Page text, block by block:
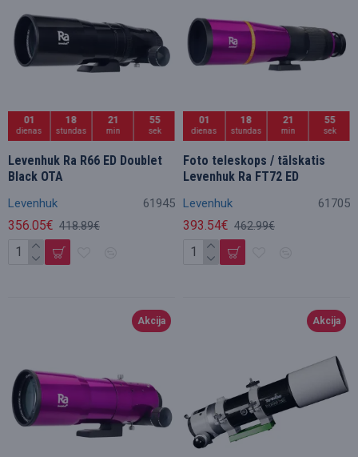
01
dienas
18
stundas
21
min
54
sek
Levenhuk 61945
Levenhuk Ra R66 ED Doublet
Black OTA
356.05€ 418.89€
01
dienas
18
stundas
21
min
54
sek
Levenhuk 61705
Foto teleskops / tālskatis
Levenhuk Ra FT72 ED
393.54€ 462.99€
Akcija Akcija